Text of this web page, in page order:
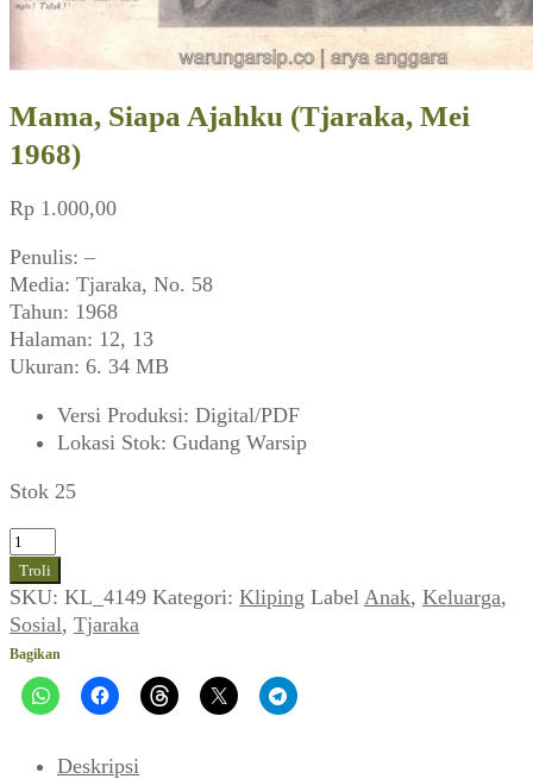
Mama, Siapa Ajahku (Tjaraka, Mei
1968)
Rp 1.000,00
Penulis: –
Media: Tjaraka, No. 58
Tahun: 1968
Halaman: 12, 13
Ukuran: 6. 34 MB
Versi Produksi: Digital/PDF
Lokasi Stok: Gudang Warsip
Stok 25
Kuantitas
Mama,
Siapa
Ajahku
(Tjaraka,
Mei
1968)
Troli
SKU: KL_4149 Kategori: Kliping Label Anak, Keluarga,
Sosial, Tjaraka
Bagikan
Deskripsi